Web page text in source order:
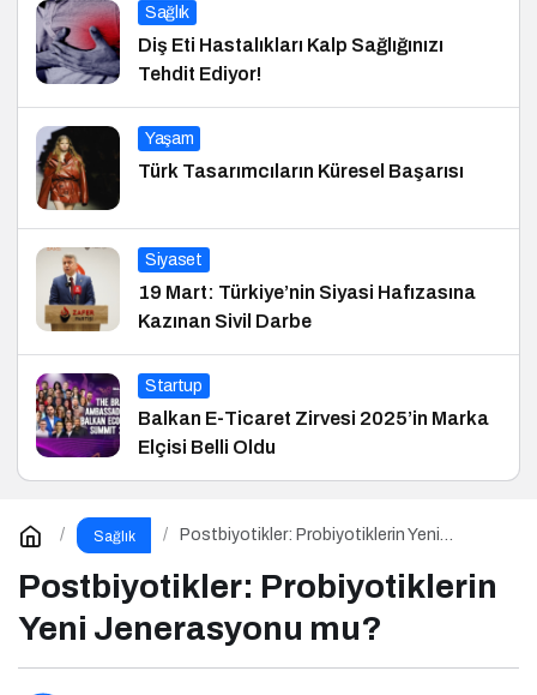
Sağlık
Diş Eti Hastalıkları Kalp Sağlığınızı
Tehdit Ediyor!
Yaşam
Türk Tasarımcıların Küresel Başarısı
Siyaset
19 Mart: Türkiye’nin Siyasi Hafızasına
Kazınan Sivil Darbe
Startup
Balkan E-Ticaret Zirvesi 2025’in Marka
Elçisi Belli Oldu
Sağlık
Postbiyotikler: Probiyotiklerin Yeni
Postbiyotikler: Probiyotiklerin
Yeni Jenerasyonu mu?